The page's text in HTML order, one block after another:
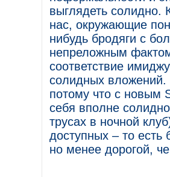
выглядеть солидно.
нас, окружающие
нибудь бродяги с
непреложным
соответствие
солидных вложений.
потому что с новым
себя вполне
трусах в ночной
доступных – то
но менее дорогой,